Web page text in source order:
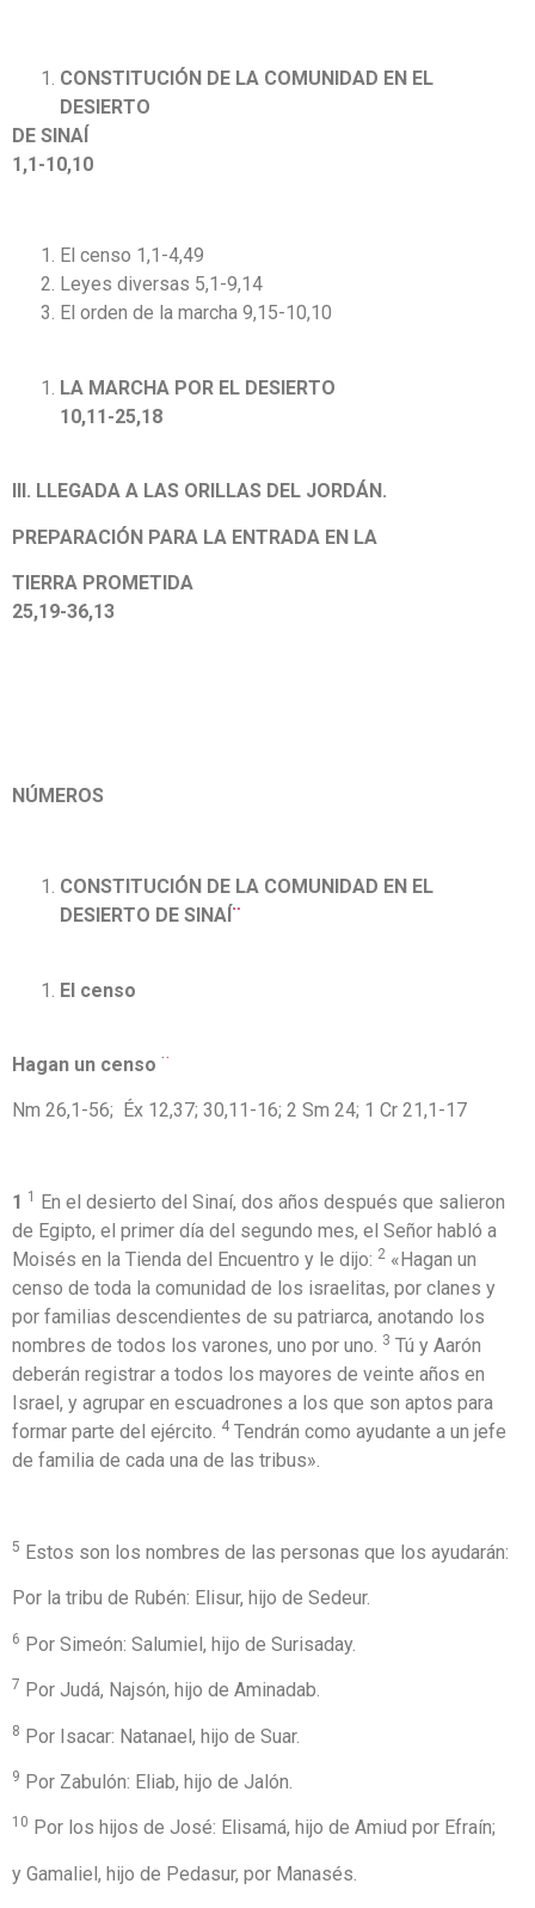
CONSTITUCIÓN DE LA COMUNIDAD EN EL
DESIERTO
DE SINAÍ
1,1-10,10
El censo 1,1-4,49
Leyes diversas 5,1-9,14
El orden de la marcha 9,15-10,10
LA MARCHA POR EL DESIERTO
10,11-25,18
III. LLEGADA A LAS ORILLAS DEL JORDÁN.
PREPARACIÓN PARA LA ENTRADA EN LA
TIERRA PROMETIDA
25,19-36,13
NÚMEROS
CONSTITUCIÓN DE LA COMUNIDAD EN EL
DESIERTO DE SINAÍ ¨
El censo
Hagan un censo ¨
Nm 26,1-56; Éx 12,37; 30,11-16; 2 Sm 24; 1 Cr 21,1-17
1 1
En el desierto del Sinaí, dos años después que salieron
de Egipto, el primer día del segundo mes, el Señor habló a
Moisés en la Tienda del Encuentro y le dijo: 2 «Hagan un
censo de toda la comunidad de los israelitas, por clanes y
por familias descendientes de su patriarca, anotando los
nombres de todos los varones, uno por uno. 3 Tú y Aarón
deberán registrar a todos los mayores de veinte años en
Israel, y agrupar en escuadrones a los que son aptos para
formar parte del ejército. 4 Tendrán como ayudante a un jefe
de familia de cada una de las tribus».
5 Estos son los nombres de las personas que los ayudarán:
Por la tribu de Rubén: Elisur, hijo de Sedeur.
6 Por Simeón: Salumiel, hijo de Surisaday.
7 Por Judá, Najsón, hijo de Aminadab.
8 Por Isacar: Natanael, hijo de Suar.
9 Por Zabulón: Eliab, hijo de Jalón.
10 Por los hijos de José: Elisamá, hijo de Amiud por Efraín;
y Gamaliel, hijo de Pedasur, por Manasés.